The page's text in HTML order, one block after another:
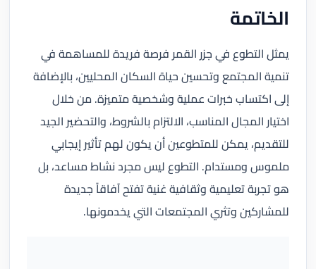
الخاتمة
يمثل التطوع في جزر القمر فرصة فريدة للمساهمة في
تنمية المجتمع وتحسين حياة السكان المحليين، بالإضافة
إلى اكتساب خبرات عملية وشخصية متميزة. من خلال
اختيار المجال المناسب، الالتزام بالشروط، والتحضير الجيد
للتقديم، يمكن للمتطوعين أن يكون لهم تأثير إيجابي
ملموس ومستدام. التطوع ليس مجرد نشاط مساعد، بل
هو تجربة تعليمية وثقافية غنية تفتح آفاقاً جديدة
للمشاركين وتثري المجتمعات التي يخدمونها.